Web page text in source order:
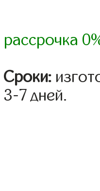
рассрочка
Сроки:
3-7 дней.